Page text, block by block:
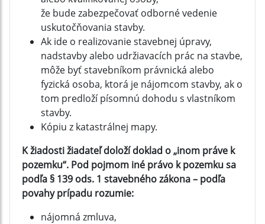
že bude zabezpečovať odborné vedenie
uskutočňovania stavby.
Ak ide o realizovanie stavebnej úpravy,
nadstavby alebo udržiavacích prác na stavbe,
môže byť stavebníkom právnická alebo
fyzická osoba, ktorá je nájomcom stavby, ak o
tom predloží písomnú dohodu s vlastníkom
stavby.
Kópiu z katastrálnej mapy.
K žiadosti žiadateľ doloží doklad o „inom práve k
pozemku“. Pod pojmom iné právo k pozemku sa
podľa § 139 ods. 1 stavebného zákona – podľa
povahy prípadu rozumie:
nájomná zmluva,